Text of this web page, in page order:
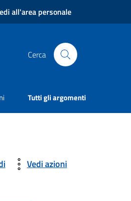
all'area personale
Cerca
Tutti gli argomenti
Vedi azioni